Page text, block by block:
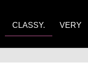
CLASSY. VERY